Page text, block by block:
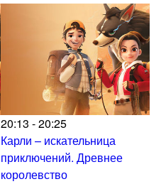
20:13 - 20:25
Карли – искательница
приключений. Древнее
королевство